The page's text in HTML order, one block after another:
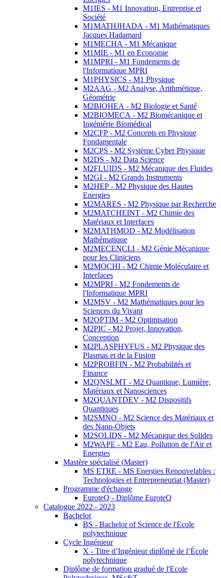
M1IES - M1 Innovation, Entreprise et
Société
M1MATHJHADA - M1 Mathématiques
Jacques Hadamard
M1MECHA - M1 Mécanique
M1MIE - M1 en Economie
M1MPRI - M1 Fondements de
l'Informatique MPRI
M1PHYSICS - M1 Physique
M2AAG - M2 Analyse, Arithmétique,
Géométrie
M2BIOHEA - M2 Biologie et Santé
M2BIOMECA - M2 Biomécanique et
Ingéniérie Biomédical
M2CFP - M2 Concepts en Physique
Fondamentale
M2CPS - M2 Système Cyber Physique
M2DS - M2 Data Science
M2FLUIDS - M2 Mécanique des Fluides
M2GI - M2 Grands Instruments
M2HEP - M2 Physique des Hautes
Energies
M2MARES - M2 Physique par Recherche
M2MATCHEINT - M2 Chimie des
Matériaux et Interfaces
M2MATHMOD - M2 Modélisation
Mathématique
M2MECENCLI - M2 Génie Mécanique
pour les Cliniciens
M2MOCHI - M2 Chimie Moléculaire et
Interfaces
M2MPRI - M2 Fondements de
l'Informatique MPRI
M2MSV - M2 Mathématiques pour les
Sciences du Vivant
M2OPTIM - M2 Optimisation
M2PIC - M2 Projet, Innovation,
Conception
M2PLASPHYFUS - M2 Physique des
Plasmas et de la Fusion
M2PROBFIN - M2 Probabilités et
Finance
M2QNSLMT - M2 Quantique, Lumière,
Matériaux et Nanosciences
M2QUANTDEV - M2 Dispositifs
Quantiques
M2SMNO - M2 Science des Matériaux et
des Nano-Objets
M2SOLIDS - M2 Mécanique des Solides
M2WAPE - M2 Eau, Pollution de l'Air et
Energies
Mastère spécialisé (Master)
MS ETRE - MS Energies Renouvelables :
Technologies et Entrepreneuriat (Master)
Programme d'échange
EuroteQ - Diplôme EuroteQ
Catalogue 2022 - 2023
Bachelor
BS - Bachelor of Science de l'Ecole
polytechnique
Cycle Ingénieur
X - Titre d’Ingénieur diplômé de l’École
polytechnique
Diplôme de formation gradué de l'Ecole